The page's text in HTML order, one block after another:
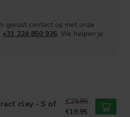
gerust contact op met onze
+31 224 850 926. We helpen je
clay - S of
€39,95
€19,95